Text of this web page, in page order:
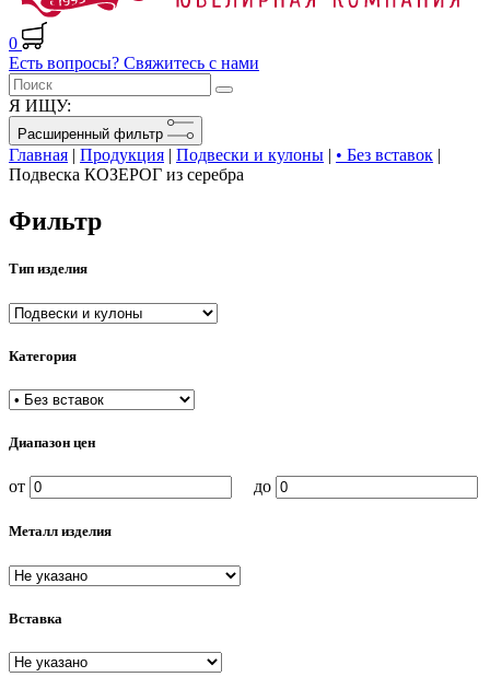
0
Есть вопросы? Свяжитесь с нами
Я ИЩУ:
Расширенный фильтр
Главная | Продукция | Подвески и кулоны | • Без вставок |
Подвеска КОЗЕРОГ из серебра
Фильтр
Тип изделия
Категория
Диапазон цен
от до
Металл изделия
Вставка